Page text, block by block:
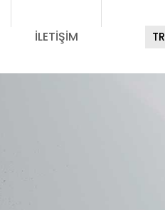
İLETIŞIM TR